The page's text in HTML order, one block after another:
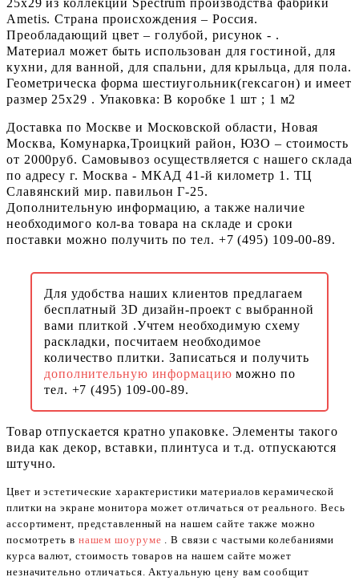
25x29 из коллекции Spectrum производства фабрики
Ametis. Страна происхождения – Россия.
Преобладающий цвет – голубой, рисунок - .
Материал может быть использован для гостиной, для
кухни, для ванной, для спальни, для крыльца, для пола.
Геометрическа форма шестиугольник(гексагон) и имеет
размер 25x29 . Упаковка: В коробке 1 шт ; 1 м2
Доставка по Москве и Московской области, Новая
Москва, Комунарка,Троицкий район, ЮЗО – стоимость
от 2000руб. Самовывоз осуществляется с нашего склада
по адресу г. Москва - МКАД 41-й километр 1. ТЦ
Славянский мир. павильон Г-25.
Дополнительную информацию, а также наличие
необходимого кол-ва товара на складе и сроки
поставки можно получить по тел. +7 (495) 109-00-89.
Для удобства наших клиентов предлагаем
бесплатный 3D дизайн-проект с выбранной
вами плиткой .Учтем необходимую схему
раскладки, посчитаем необходимое
количество плитки. Записаться и получить
дополнительную информациюможно по
тел. +7 (495) 109-00-89.
Товар отпускается кратно упаковке. Элементы такого
вида как декор, вставки, плинтуса и т.д. отпускаются
штучно.
Цвет и эстетические характеристики материалов керамической
плитки на экране монитора может отличаться от реального. Весь
ассортимент, представленный на нашем сайте также можно
посмотреть в нашем шоуруме . В связи с частыми колебаниями
курса валют, стоимость товаров на нашем сайте может
незначительно отличаться. Актуальную цену вам сообщит